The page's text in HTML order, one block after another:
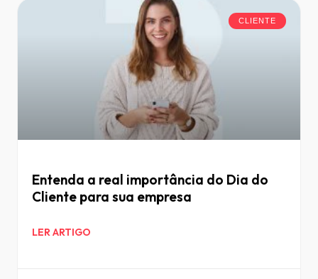
CLIENTE
Entenda a real importância do Dia do
Cliente para sua empresa
LER ARTIGO